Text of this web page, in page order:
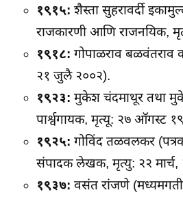
१९१५: शैस्ता सुहरावर्दी
राजकारणी आणि राजनयिक,
१९१८: गोपाळराव बळवंतराव
२१ जुलै २००२).
१९२३: मुकेश चंदमाथूर तथा
पार्श्वगायक, मृत्यू: २७ ऑगस्ट
१९२५: गोविंद तळवलकर
संपादक लेखक, मृत्यु: २२ मार्च,
१९३७: वसंत रांजणे